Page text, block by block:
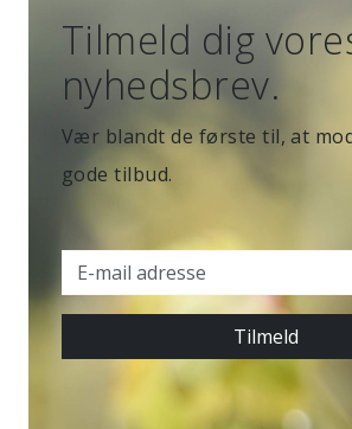
Tilmeld dig
nyhedsbrev.
Vær blandt de første til, at
gode tilbud.
Tilmeld